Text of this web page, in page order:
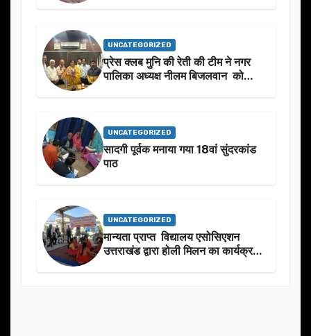
UNCATEGORIZED
प्रेस क्लब मुनि की रेती की टीम ने नगर
पालिका अध्यक्ष नीलम बिजलवान को
UNCATEGORIZED
सादगी पूर्वक मनाया गया 18वां सुंदरकांड
पाठ
UNCATEGORIZED
मान्यता प्राप्त विद्यालय एसोसिएशन
उत्तराखंड द्वारा होली मिलन का कार्यक्रम